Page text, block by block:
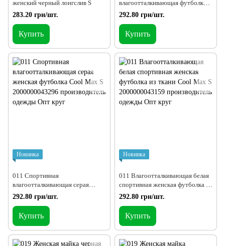
женский черный лонгслив S
283.20 грн/шт.
Купить
влагоотталкивающая футболка
из ткани Cool Max S
292.80 грн/шт.
Купить
Новинка
011 Спортивная
влагоотталкивающая серая
женская футболка Cool Max S
292.80 грн/шт.
Купить
Новинка
011 Влагоотталкивающая белая
спортивная женская футболка из
ткани Cool Max S
292.80 грн/шт.
Купить